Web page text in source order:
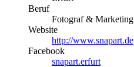
Beruf
Fotograf & Marketing
Website
http://www.snapart.de
Facebook
snapart.erfurt